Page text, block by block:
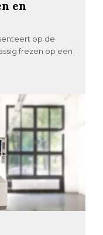
en
op de
frezen op een